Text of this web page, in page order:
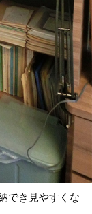
でき見やすくな